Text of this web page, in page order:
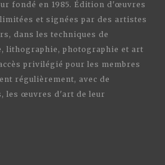
fondé en 1985. Édition d'œuvres
et signées par des artistes
dans les techniques de
lithographie, photographie et art
privilégié pour les membres
régulièrement, avec de
les œuvres d'art de leur